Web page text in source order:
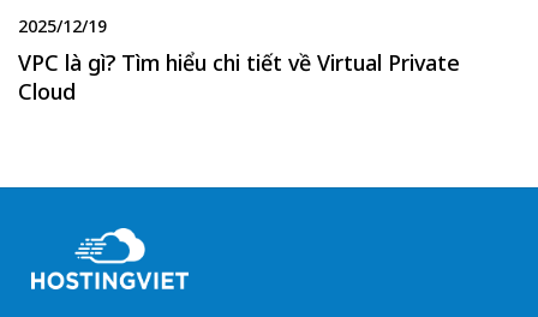
2025/12/19
VPC là gì? Tìm hiểu chi tiết về Virtual Private
Cloud